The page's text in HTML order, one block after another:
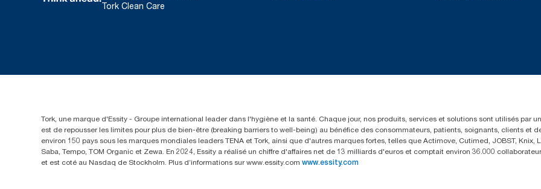
Tork Clean Care
Tork, une marque d'Essity - Groupe international leader dans l'hygiène et la santé. Chaque jour, nos produits, services et solutions sont utilisés par
est de repousser les limites pour plus de bien-être (breaking barriers to well-being) au bénéfice des consommateurs, patients, soignants, clients et
environ 150 pays sous les marques mondiales leaders TENA et Tork, ainsi que d'autres marques fortes, telles que Actimove, Cutimed, JOBST, Knix,
Saba, Tempo, TOM Organic et Zewa. En 2024, Essity a réalisé un chiffre d'affaires net de 13 milliards d'euros et comptait environ 36.000
et est coté au Nasdaq de Stockholm. Plus d’informations sur www.essity.com www.essity.com